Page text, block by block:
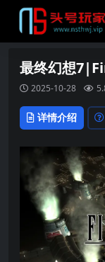
最终幻想
2025-10-28
详情介绍